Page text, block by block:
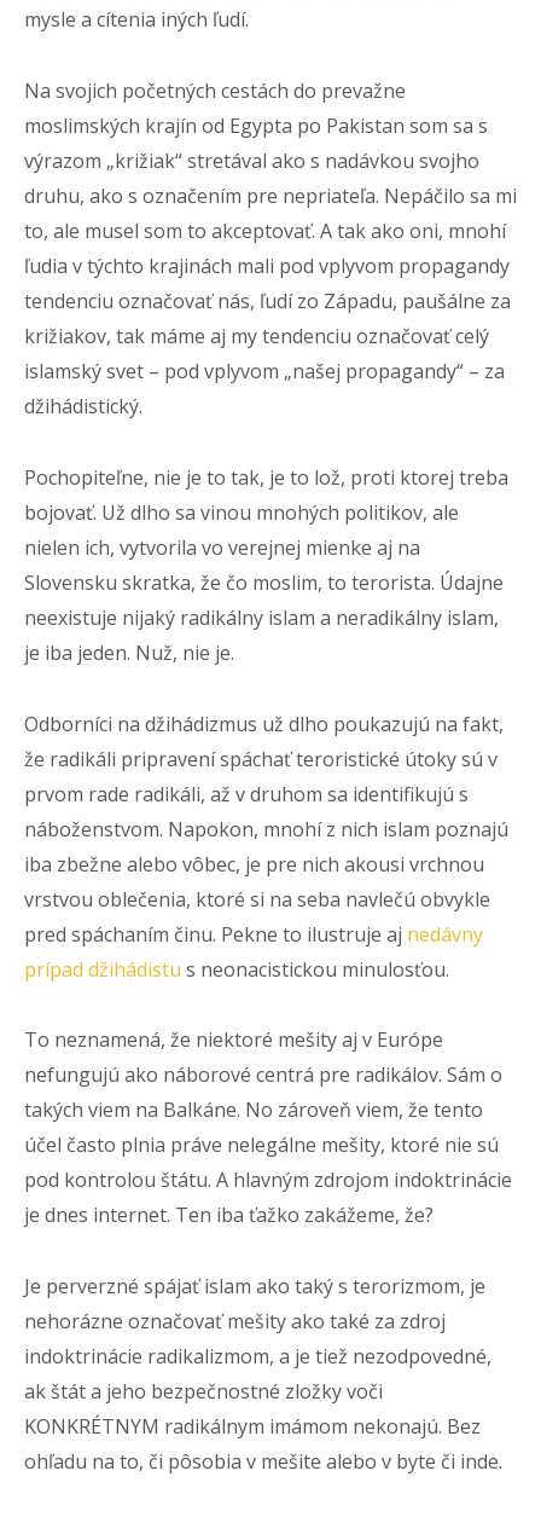
mysle a cítenia iných ľudí.
Na svojich početných cestách do prevažne
moslimských krajín od Egypta po Pakistan som sa s
výrazom „križiak“ stretával ako s nadávkou svojho
druhu, ako s označením pre nepriateľa. Nepáčilo sa mi
to, ale musel som to akceptovať. A tak ako oni, mnohí
ľudia v týchto krajinách mali pod vplyvom propagandy
tendenciu označovať nás, ľudí zo Západu, paušálne za
križiakov, tak máme aj my tendenciu označovať celý
islamský svet – pod vplyvom „našej propagandy“ – za
džihádistický.
Pochopiteľne, nie je to tak, je to lož, proti ktorej treba
bojovať. Už dlho sa vinou mnohých politikov, ale
nielen ich, vytvorila vo verejnej mienke aj na
Slovensku skratka, že čo moslim, to terorista. Údajne
neexistuje nijaký radikálny islam a neradikálny islam,
je iba jeden. Nuž, nie je.
Odborníci na džihádizmus už dlho poukazujú na fakt,
že radikáli pripravení spáchať teroristické útoky sú v
prvom rade radikáli, až v druhom sa identifikujú s
náboženstvom. Napokon, mnohí z nich islam poznajú
iba zbežne alebo vôbec, je pre nich akousi vrchnou
vrstvou oblečenia, ktoré si na seba navlečú obvykle
pred spáchaním činu. Pekne to ilustruje aj nedávny
prípad džihádistu s neonacistickou minulosťou.
To neznamená, že niektoré mešity aj v Európe
nefungujú ako náborové centrá pre radikálov. Sám o
takých viem na Balkáne. No zároveň viem, že tento
účel často plnia práve nelegálne mešity, ktoré nie sú
pod kontrolou štátu. A hlavným zdrojom indoktrinácie
je dnes internet. Ten iba ťažko zakážeme, že?
Je perverzné spájať islam ako taký s terorizmom, je
nehorázne označovať mešity ako také za zdroj
indoktrinácie radikalizmom, a je tiež nezodpovedné,
ak štát a jeho bezpečnostné zložky voči
KONKRÉTNYM radikálnym imámom nekonajú. Bez
ohľadu na to, či pôsobia v mešite alebo v byte či inde.